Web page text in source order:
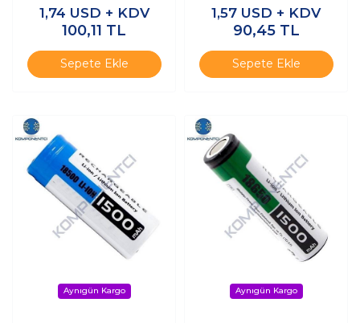
1,74 USD + KDV
100,11 TL
Sepete Ekle
1,57 USD + KDV
90,45 TL
Sepete Ekle